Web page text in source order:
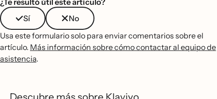
¿Te resultó útil este artículo?
Sí
No
Usa este formulario solo para enviar comentarios sobre el
artículo. Más información sobre cómo contactar al equipo de
asistencia.